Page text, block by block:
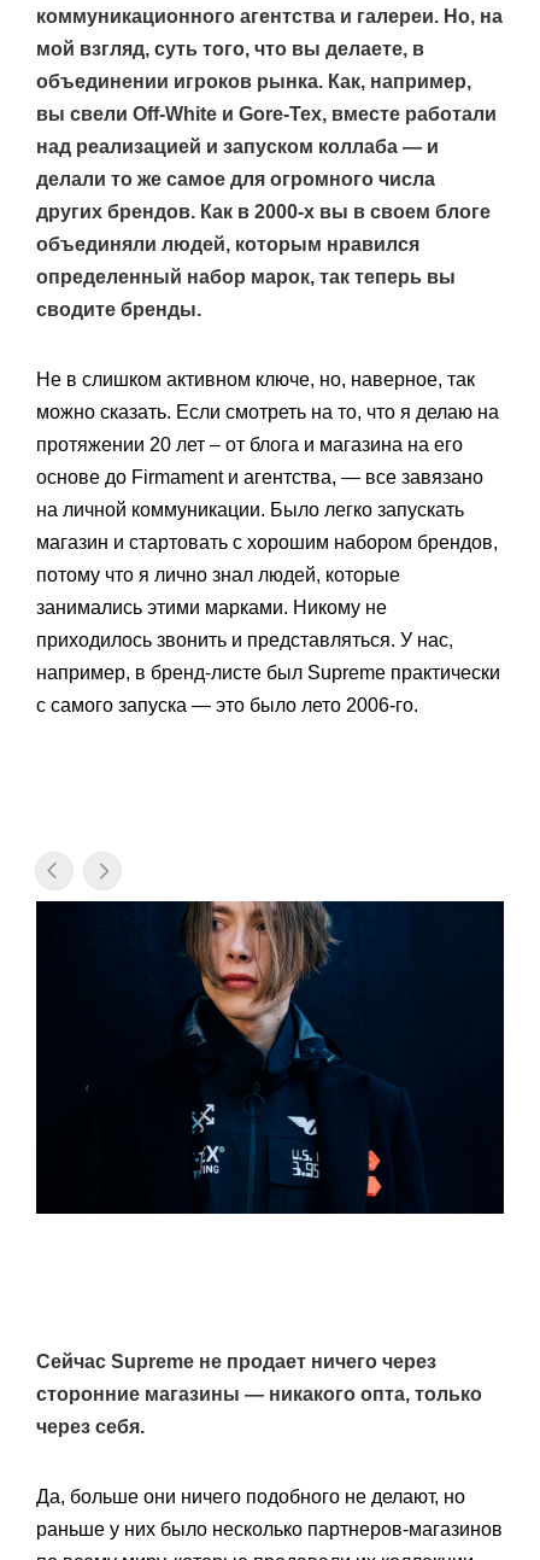
коммуникационного агентства и галереи. Но, на
мой взгляд, суть того, что вы делаете, в
объединении игроков рынка. Как, например,
вы свели Off-White и Gore-Tex, вместе работали
над реализацией и запуском коллаба — и
делали то же самое для огромного числа
других брендов. Как в 2000-х вы в своем блоге
объединяли людей, которым нравился
определенный набор марок, так теперь вы
сводите бренды.
Не в слишком активном ключе, но, наверное, так
можно сказать. Если смотреть на то, что я делаю на
протяжении 20 лет – от блога и магазина на его
основе до Firmament и агентства, — все завязано
на личной коммуникации. Было легко запускать
магазин и стартовать с хорошим набором брендов,
потому что я лично знал людей, которые
занимались этими марками. Никому не
приходилось звонить и представляться. У нас,
например, в бренд-листе был Supreme практически
с самого запуска — это было лето 2006-го.
Сейчас Supreme не продает ничего через
сторонние магазины — никакого опта, только
через себя.
Да, больше они ничего подобного не делают, но
раньше у них было несколько партнеров-магазинов